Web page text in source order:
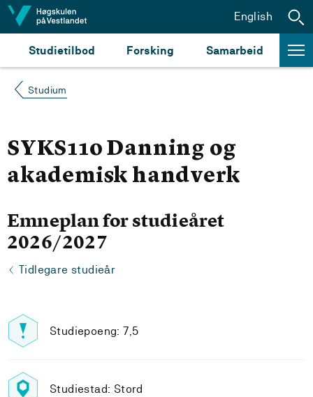
Hopp til innhald
Studietilbod Forsking Samarbeid
English
Studium
SYKS110 Danning og
akademisk handverk
Emneplan for studieåret
2026/2027
Tidlegare studieår
Studiepoeng: 7,5
Studiestad: Stord